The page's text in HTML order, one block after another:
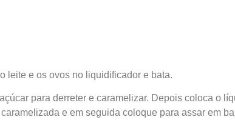
leite e os ovos no liquidificador e bata.
para derreter e caramelizar. Depois coloca o
e em seguida coloque para assar em